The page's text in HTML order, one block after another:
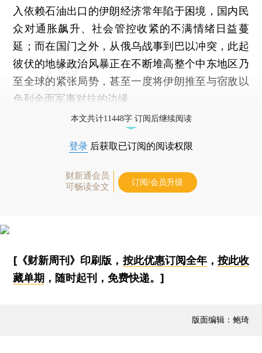
入依赖石油出口的伊朗经济常年陷于困境，国内民
众对通胀飙升、社会管控收紧的不满情绪日益蔓
延；而在国门之外，从俄乌战事到巴以冲突，此起
彼伏的地缘政治风暴正在不断堆高整个中东地区乃
至全球的紧张局势，甚至一度将伊朗推至与宿敌以
色列全面军事对抗的边缘。
本文共计11448字 订阅后继续阅读
登录 后获取已订阅的阅读权限
财新通会员
可畅读全文
订阅/会员升级
[《财新周刊》印刷版， 按此优惠订阅全年， 按此收
藏单期 ，随时起刊，免费快递。]
版面编辑：鲍琦